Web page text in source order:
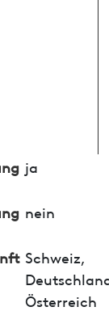
ja
nein
Schweiz,
Österreich